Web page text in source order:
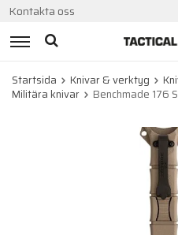
Kontakta oss
Startsida Knivar & verktyg
Militära knivar
Benchmade 176